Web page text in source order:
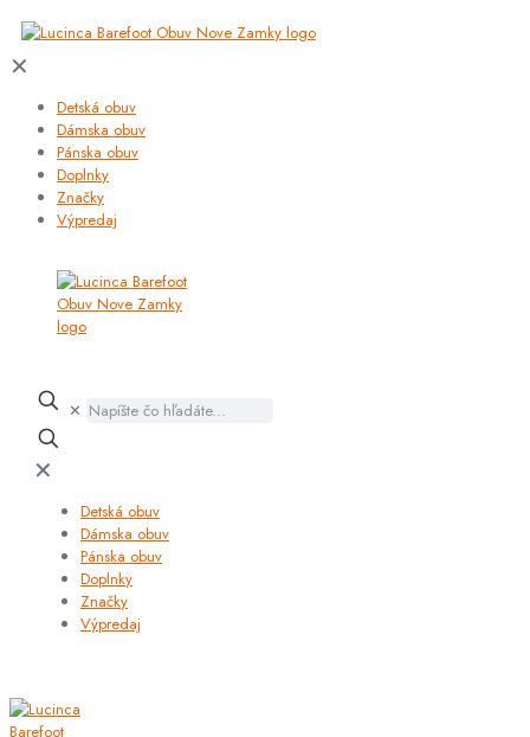
✕
Detská obuv
Dámska obuv
Pánska obuv
Doplnky
Značky
Výpredaj
✕
✕
Detská obuv
Dámska obuv
Pánska obuv
Doplnky
Značky
Výpredaj